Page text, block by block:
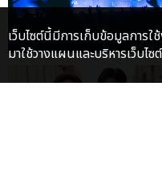
เว็บไซต์นี้มีการเก็บข้อมูลการ
มาใช้วางแผนและบริหารเว็บไซ